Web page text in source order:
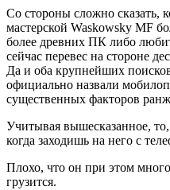
Со стороны сложно сказать,
мастерской Waskowsky MF
более древних ПК либо
сейчас перевес на стороне
Да и оба крупнейших
официально назвали
существенных факторов
Учитывая вышесказанное, то,
когда заходишь на него с
Плохо, что он при этом
грузится.